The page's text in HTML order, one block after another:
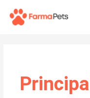
para